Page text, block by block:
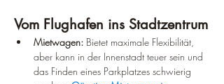
Vom Flughafen ins Stadtzentrum
Mietwagen: Bietet maximale Flexibilität,
aber kann in der Innenstadt teuer sein und
das Finden eines Parkplatzes schwierig